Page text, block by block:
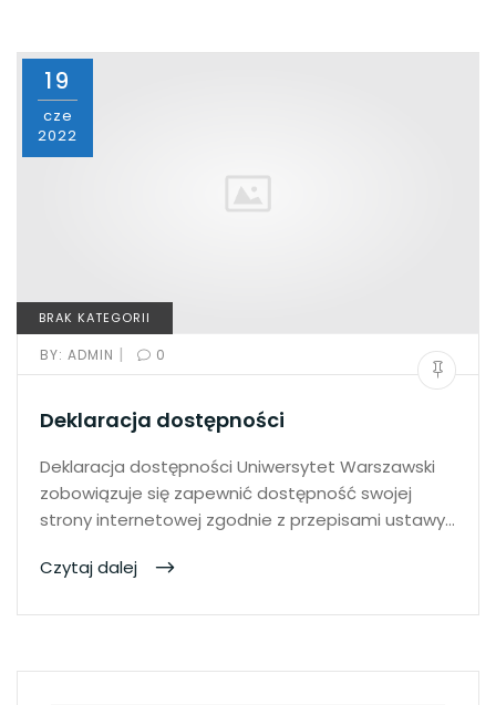
19
cze
2022
BRAK KATEGORII
BY: ADMIN | 0
Deklaracja dostępności
Deklaracja dostępności Uniwersytet Warszawski
zobowiązuje się zapewnić dostępność swojej
strony internetowej zgodnie z przepisami ustawy…
Czytaj dalej